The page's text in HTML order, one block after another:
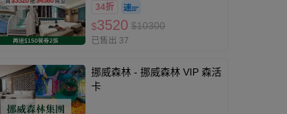
（贈兩張『價值$150』餐券,
贈品效期至27/5/20）-無使用
期限
34折
$3520 $10300
已售出 37
挪威森林 - 挪威森林 VIP 森活
卡